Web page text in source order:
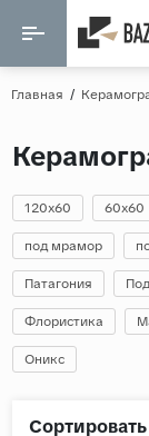
Назад
Мозаика
Кварц-винил
Ламинат
Главная /
120x60 60x60
под мрамор
Патагония
Флористика
Оникс